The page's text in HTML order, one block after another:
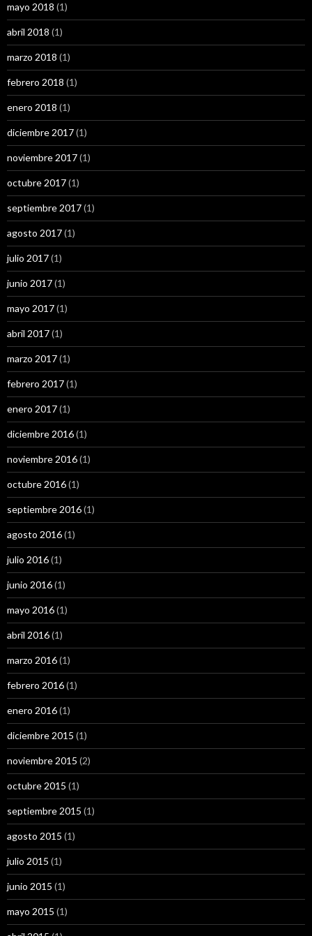
mayo 2018 (1)
abril 2018 (1)
marzo 2018 (1)
febrero 2018 (1)
enero 2018 (1)
diciembre 2017(1)
noviembre 2017(1)
octubre 2017(1)
septiembre 2017(1)
agosto 2017(1)
julio 2017(1)
junio 2017(1)
mayo 2017(1)
abril 2017(1)
marzo 2017(1)
febrero 2017(1)
enero 2017(1)
diciembre 2016(1)
noviembre 2016(1)
octubre 2016(1)
septiembre 2016(1)
agosto 2016(1)
julio 2016(1)
junio 2016(1)
mayo 2016(1)
abril 2016(1)
marzo 2016(1)
febrero 2016(1)
enero 2016(1)
diciembre 2015 (1)
noviembre 2015 (2)
octubre 2015 (1)
septiembre 2015 (1)
agosto 2015 (1)
julio 2015 (1)
junio 2015 (1)
mayo 2015 (1)